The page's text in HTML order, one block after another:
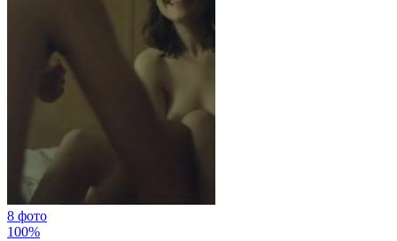
8 фото
100%